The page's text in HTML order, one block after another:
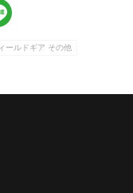
ールドギア その他